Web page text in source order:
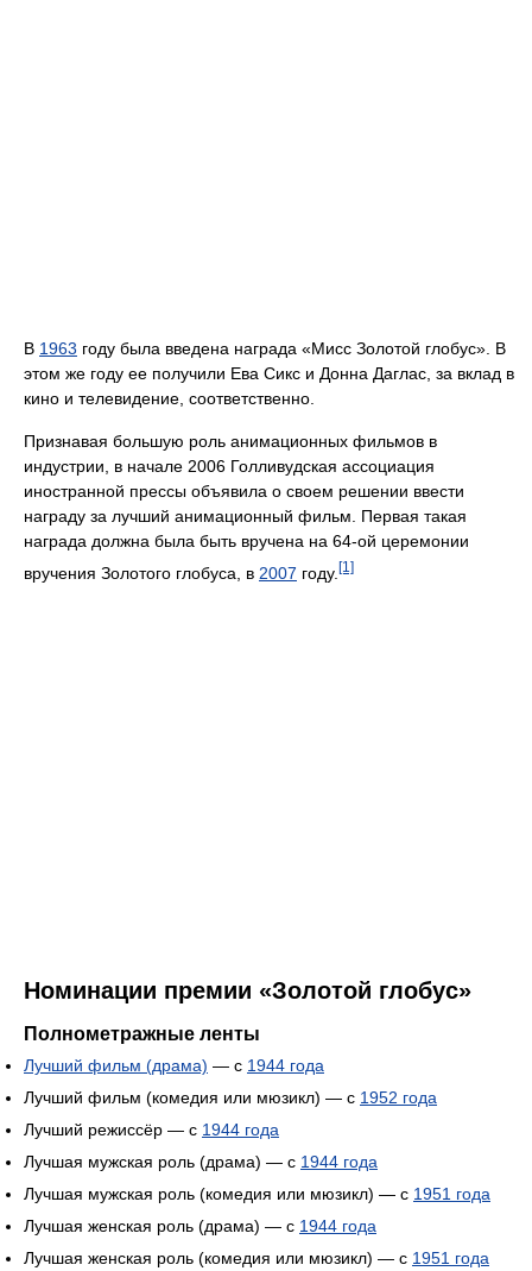
В 1963 году была введена награда «Мисс Золотой глобус». В
этом же году ее получили Ева Сикс и Донна Даглас, за вклад в
кино и телевидение, соответственно.
Признавая большую роль анимационных фильмов в
индустрии, в начале 2006 Голливудская ассоциация
иностранной прессы объявила о своем решении ввести
награду за лучший анимационный фильм. Первая такая
награда должна была быть вручена на 64-ой церемонии
вручения Золотого глобуса, в 2007 году. [1]
Номинации премии «Золотой глобус»
Полнометражные ленты
Лучший фильм (драма) — с 1944 года
Лучший фильм (комедия или мюзикл) — с 1952 года
Лучший режиссёр — с 1944 года
Лучшая мужская роль (драма) — с 1944 года
Лучшая мужская роль (комедия или мюзикл) — с 1951 года
Лучшая женская роль (драма) — с 1944 года
Лучшая женская роль (комедия или мюзикл) — с 1951 года